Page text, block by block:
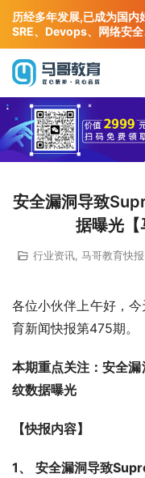
安全漏洞导致
据曝光【
行业资讯, 马哥教育快报
各位小伙伴上午好，
育新闻快报第475期。
本期重点关注：安全
纹数据曝光
【快报内容】
1、 安全漏洞导致
历经多年发展,已成为国内
SRE、Devops、网络安
业人才培训机构!